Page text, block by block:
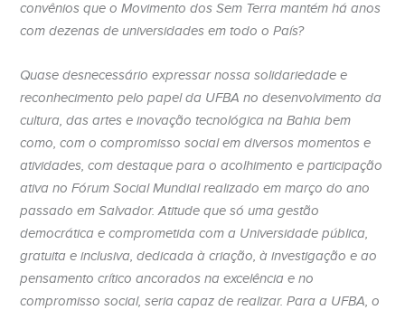
convênios que o Movimento dos Sem Terra mantém há anos
com dezenas de universidades em todo o País?
Quase desnecessário expressar nossa solidariedade e
reconhecimento pelo papel da UFBA no desenvolvimento da
cultura, das artes e inovação tecnológica na Bahia bem
como, com o compromisso social em diversos momentos e
atividades, com destaque para o acolhimento e participação
ativa no Fórum Social Mundial realizado em março do ano
passado em Salvador. Atitude que só uma gestão
democrática e comprometida com a Universidade pública,
gratuita e inclusiva, dedicada à criação, à investigação e ao
pensamento crítico ancorados na excelência e no
compromisso social, seria capaz de realizar. Para a UFBA, o